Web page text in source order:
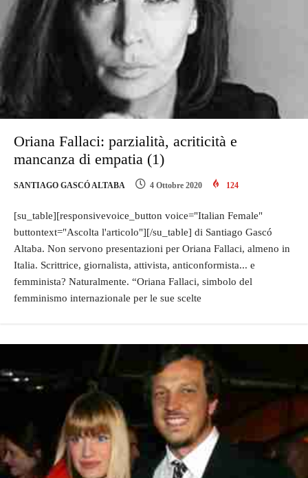
Oriana Fallaci: parzialità, acriticità e
mancanza di empatia (1)
SANTIAGO GASCÓ ALTABA 4 Ottobre 2020 124
[su_table][responsivevoice_button voice="Italian Female"
buttontext="Ascolta l'articolo"][/su_table] di Santiago Gascó
Altaba. Non servono presentazioni per Oriana Fallaci, almeno in
Italia. Scrittrice, giornalista, attivista, anticonformista... e
femminista? Naturalmente. “Oriana Fallaci, simbolo del
femminismo internazionale per le sue scelte